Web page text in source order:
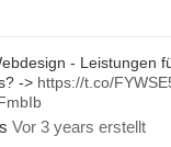
- Leistungen
-> https://t.co/
Vor 3 years erstellt